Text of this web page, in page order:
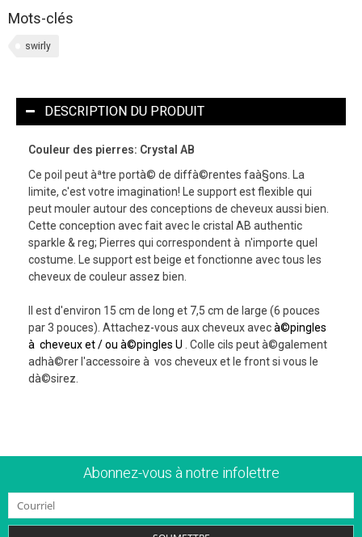
Mots-clés
swirly
DESCRIPTION DU PRODUIT
Couleur des pierres: Crystal AB
Ce poil peut àªtre portà© de diffà©rentes faà§ons. La
limite, c'est votre imagination! Le support est flexible qui
peut mouler autour des conceptions de cheveux aussi bien.
Cette conception avec fait avec le cristal AB authentic
sparkle & reg; Pierres qui correspondent à n'importe quel
costume. Le support est beige et fonctionne avec tous les
cheveux de couleur assez bien.
Il est d'environ 15 cm de long et 7,5 cm de large (6 pouces
par 3 pouces). Attachez-vous aux cheveux avecà©pingles
à cheveux et / ou à©pingles U
. Colle cils peut à©galement
adhà©rer l'accessoire à vos cheveux et le front si vous le
dà©sirez.
Abonnez-vous à notre infolettre